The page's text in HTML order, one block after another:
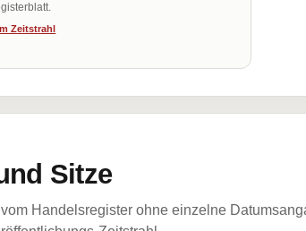
Zeitstrahl
Sitze
Handelsregister ohne einzelne